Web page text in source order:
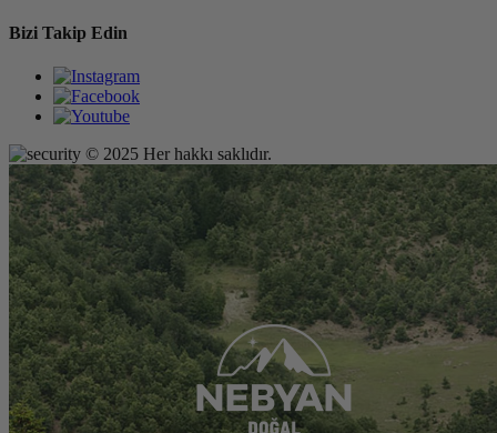
Bizi Takip Edin
© 2025 Her hakkı saklıdır.